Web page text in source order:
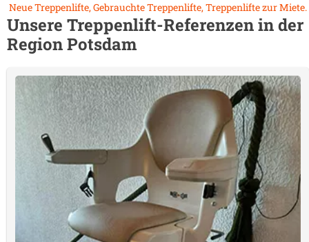
Neue Treppenlifte, Gebrauchte Treppenlifte, Treppenlifte zur Miete.
Unsere Treppenlift-Referenzen in der
RegionPotsdam